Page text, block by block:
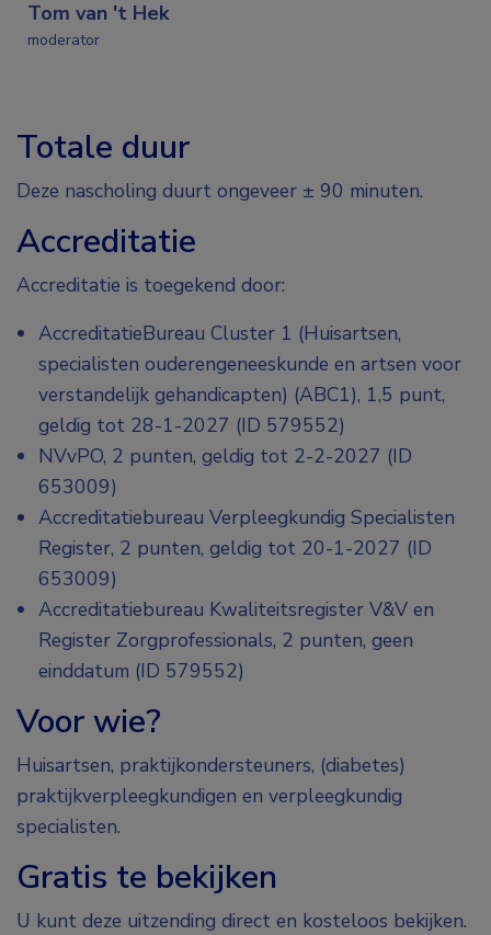
Tom van 't Hek
moderator
Totale duur
Deze nascholing duurt ongeveer ± 90 minuten.
Accreditatie
Accreditatie is toegekend door:
AccreditatieBureau Cluster 1 (Huisartsen,
specialisten ouderengeneeskunde en artsen voor
verstandelijk gehandicapten) (ABC1), 1,5 punt,
geldig tot 28-1-2027 (ID 579552)
NVvPO, 2 punten, geldig tot 2-2-2027 (ID
653009)
Accreditatiebureau Verpleegkundig Specialisten
Register, 2 punten, geldig tot 20-1-2027 (ID
653009)
Accreditatiebureau Kwaliteitsregister V&V en
Register Zorgprofessionals, 2 punten, geen
einddatum (ID 579552)
Voor wie?
Huisartsen, praktijkondersteuners, (diabetes)
praktijkverpleegkundigen en verpleegkundig
specialisten.
Gratis te bekijken
U kunt deze uitzending direct en kosteloos bekijken.